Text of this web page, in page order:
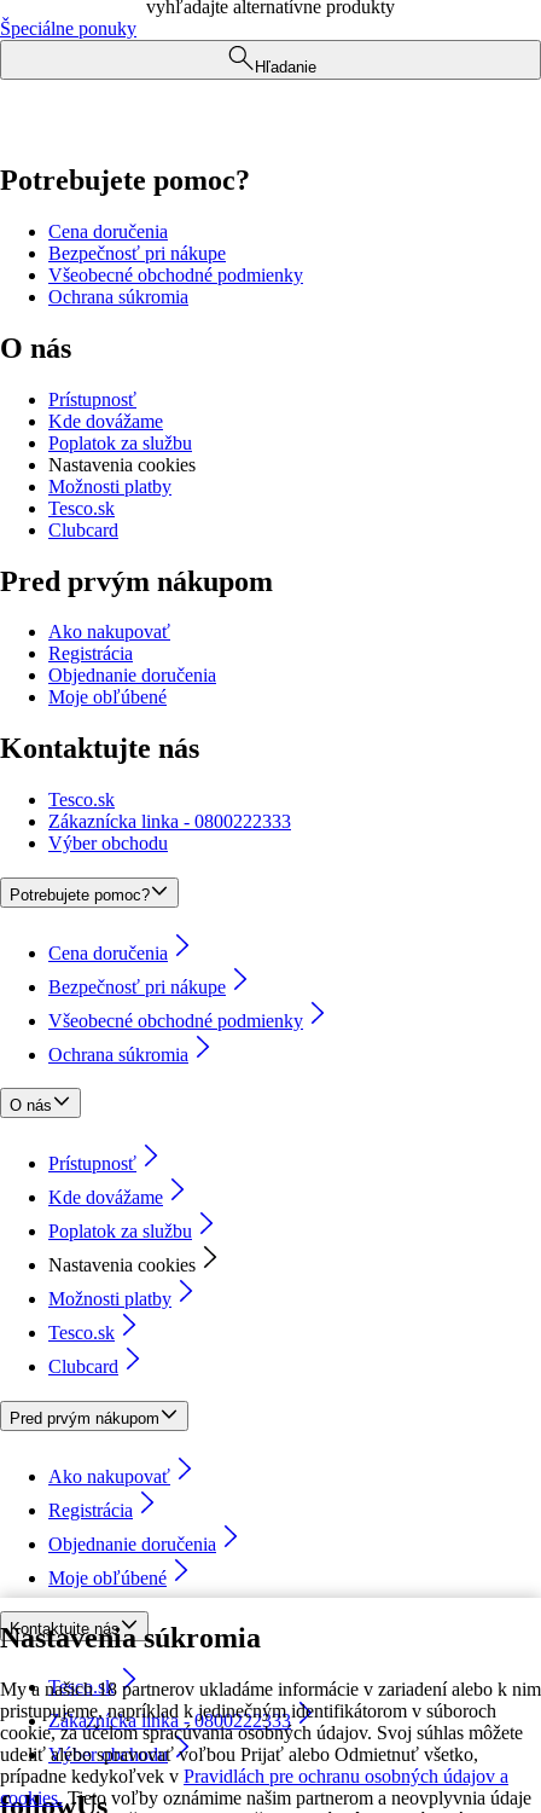
Nastavenia súkromia
My a našich 18 partnerov ukladáme informácie v zariadení alebo k nim
pristupujeme, napríklad k jedinečným identifikátorom v súboroch
cookie, za účelom spracúvania osobných údajov. Svoj súhlas môžete
udeliť alebo spravovať voľbou Prijať alebo Odmietnuť všetko,
prípadne kedykoľvek v Pravidlách pre ochranu osobných údajov a
cookies. Tieto voľby oznámime našim partnerom a neovplyvnia údaje
vyhľadajte alternatívne produkty
Špeciálne ponuky
Hľadanie
Potrebujete pomoc?
Cena doručenia
Bezpečnosť pri nákupe
Všeobecné obchodné podmienky
Ochrana súkromia
O nás
Prístupnosť
Kde dovážame
Poplatok za službu
Nastavenia cookies
Možnosti platby
Tesco.sk
Clubcard
Pred prvým nákupom
Ako nakupovať
Registrácia
Objednanie doručenia
Moje obľúbené
Kontaktujte nás
Tesco.sk
Zákaznícka linka - 0800222333
Výber obchodu
Potrebujete pomoc?
Cena doručenia
Bezpečnosť pri nákupe
Všeobecné obchodné podmienky
Ochrana súkromia
O nás
Prístupnosť
Kde dovážame
Poplatok za službu
Nastavenia cookies
Možnosti platby
Tesco.sk
Clubcard
Pred prvým nákupom
Ako nakupovať
Registrácia
Objednanie doručenia
Moje obľúbené
Kontaktujte nás
Tesco.sk
Zákaznícka linka - 0800222333
Výber obchodu
followUs